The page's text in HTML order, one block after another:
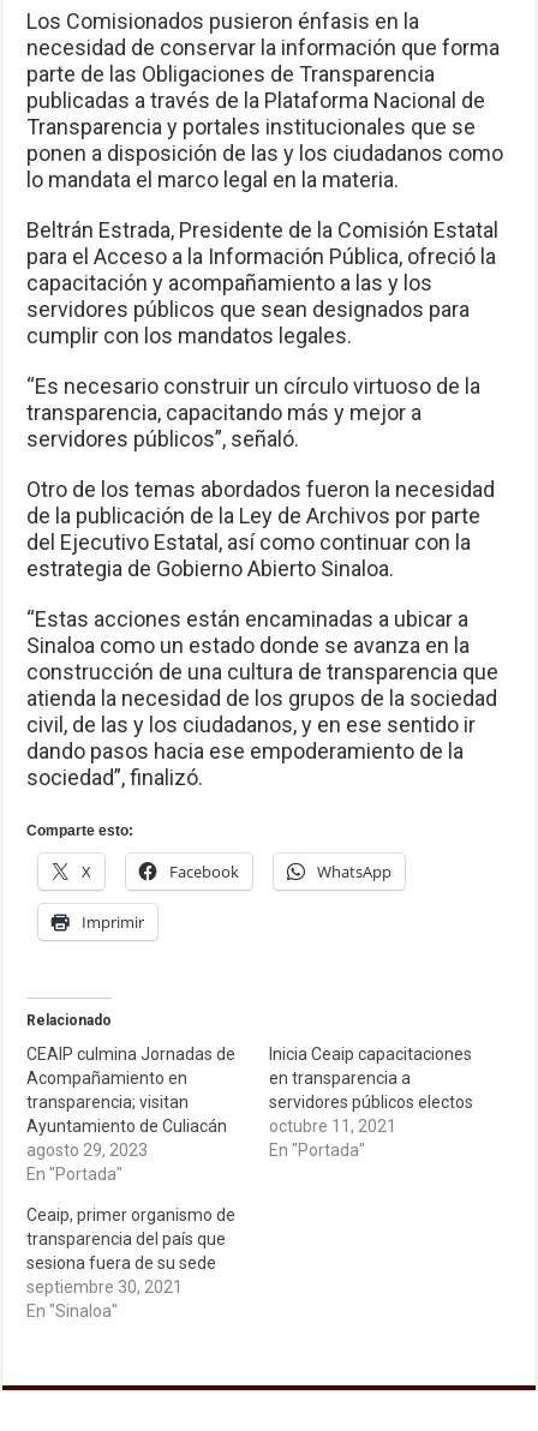
Los Comisionados pusieron énfasis en la
necesidad de conservar la información que forma
parte de las Obligaciones de Transparencia
publicadas a través de la Plataforma Nacional de
Transparencia y portales institucionales que se
ponen a disposición de las y los ciudadanos como
lo mandata el marco legal en la materia.
Beltrán Estrada, Presidente de la Comisión Estatal
para el Acceso a la Información Pública, ofreció la
capacitación y acompañamiento a las y los
servidores públicos que sean designados para
cumplir con los mandatos legales.
“Es necesario construir un círculo virtuoso de la
transparencia, capacitando más y mejor a
servidores públicos”, señaló.
Otro de los temas abordados fueron la necesidad
de la publicación de la Ley de Archivos por parte
del Ejecutivo Estatal, así como continuar con la
estrategia de Gobierno Abierto Sinaloa.
“Estas acciones están encaminadas a ubicar a
Sinaloa como un estado donde se avanza en la
construcción de una cultura de transparencia que
atienda la necesidad de los grupos de la sociedad
civil, de las y los ciudadanos, y en ese sentido ir
dando pasos hacia ese empoderamiento de la
sociedad”, finalizó.
Comparte esto:
X Facebook WhatsApp
Imprimir
Relacionado
CEAIP culmina Jornadas de
Acompañamiento en
transparencia; visitan
Ayuntamiento de Culiacán
agosto 29, 2023
En "Portada"
Inicia Ceaip capacitaciones
en transparencia a
servidores públicos electos
octubre 11, 2021
En "Portada"
Ceaip, primer organismo de
transparencia del país que
sesiona fuera de su sede
septiembre 30, 2021
En "Sinaloa"